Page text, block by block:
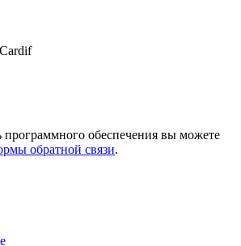
программного обеспечения вы можете
обратной связи.